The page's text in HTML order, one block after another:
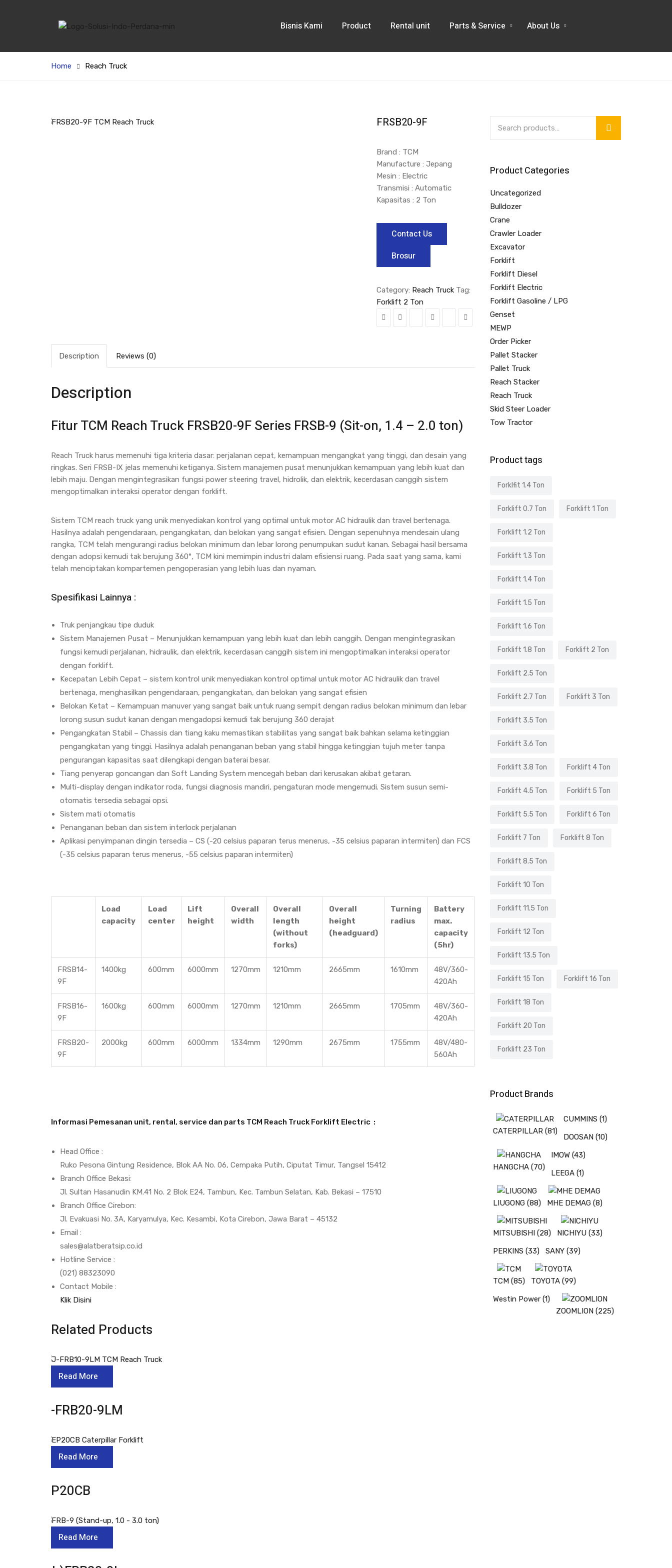
Bisnis Kami Product Rental unit Parts & Service About Us
Home Reach Truck
FRSB20-9F
Brand : TCM
Manufacture : Jepang
Mesin : Electric
Transmisi : Automatic
Kapasitas : 2 Ton
Contact Us
Brosur
Category: Reach Truck Tag:
Forklift 2 Ton
Description Reviews (0)
Description
Fitur TCM Reach Truck FRSB20-9F Series FRSB-9 (Sit-on, 1.4 – 2.0 ton)
Reach Truck harus memenuhi tiga kriteria dasar: perjalanan cepat, kemampuan mengangkat yang tinggi, dan desain yang
ringkas. Seri FRSB-IX jelas memenuhi ketiganya. Sistem manajemen pusat menunjukkan kemampuan yang lebih kuat dan
lebih maju. Dengan mengintegrasikan fungsi power steering travel, hidrolik, dan elektrik, kecerdasan canggih sistem
mengoptimalkan interaksi operator dengan forklift.
Sistem TCM reach truck yang unik menyediakan kontrol yang optimal untuk motor AC hidraulik dan travel bertenaga.
Hasilnya adalah pengendaraan, pengangkatan, dan belokan yang sangat efisien. Dengan sepenuhnya mendesain ulang
rangka, TCM telah mengurangi radius belokan minimum dan lebar lorong penumpukan sudut kanan. Sebagai hasil bersama
dengan adopsi kemudi tak berujung 360°, TCM kini memimpin industri dalam efisiensi ruang. Pada saat yang sama, kami
telah menciptakan kompartemen pengoperasian yang lebih luas dan nyaman.
Spesifikasi Lainnya :
Truk penjangkau tipe duduk
Sistem Manajemen Pusat – Menunjukkan kemampuan yang lebih kuat dan lebih canggih. Dengan mengintegrasikan
fungsi kemudi perjalanan, hidraulik, dan elektrik, kecerdasan canggih sistem ini mengoptimalkan interaksi operator
dengan forklift.
Kecepatan Lebih Cepat – sistem kontrol unik menyediakan kontrol optimal untuk motor AC hidraulik dan travel
bertenaga, menghasilkan pengendaraan, pengangkatan, dan belokan yang sangat efisien
Belokan Ketat – Kemampuan manuver yang sangat baik untuk ruang sempit dengan radius belokan minimum dan lebar
lorong susun sudut kanan dengan mengadopsi kemudi tak berujung 360 derajat
Pengangkatan Stabil – Chassis dan tiang kaku memastikan stabilitas yang sangat baik bahkan selama ketinggian
pengangkatan yang tinggi. Hasilnya adalah penanganan beban yang stabil hingga ketinggian tujuh meter tanpa
pengurangan kapasitas saat dilengkapi dengan baterai besar.
Tiang penyerap goncangan dan Soft Landing System mencegah beban dari kerusakan akibat getaran.
Multi-display dengan indikator roda, fungsi diagnosis mandiri, pengaturan mode mengemudi. Sistem susun semi-
otomatis tersedia sebagai opsi.
Sistem mati otomatis
Penanganan beban dan sistem interlock perjalanan
Aplikasi penyimpanan dingin tersedia – CS (-20 celsius paparan terus menerus, -35 celsius paparan intermiten) dan FCS
(-35 celsius paparan terus menerus, -55 celsius paparan intermiten)
Load
capacity
Load
center
Lift
height
Overall
width
Overall
length
(without
forks)
Overall
height
(headguard)
Turning
radius
Battery
max.
capacity
(5hr)
FRSB14-
9F
1400kg 600mm 6000mm 1270mm 1210mm 2665mm 1610mm
48V/360-
420Ah
FRSB16-
9F
1600kg 600mm 6000mm 1270mm 1210mm 2665mm 1705mm
48V/360-
420Ah
FRSB20-
9F
2000kg 600mm 6000mm 1334mm 1290mm 2675mm 1755mm
48V/480-
560Ah
Informasi Pemesanan unit, rental, service dan parts TCM Reach Truck Forklift Electric :
Head Office :
Ruko Pesona Gintung Residence, Blok AA No. 06, Cempaka Putih, Ciputat Timur, Tangsel 15412
Branch Office Bekasi:
Jl. Sultan Hasanudin KM.41 No. 2 Blok E24, Tambun, Kec. Tambun Selatan, Kab. Bekasi – 17510
Branch Office Cirebon:
Jl. Evakuasi No. 3A, Karyamulya, Kec. Kesambi, Kota Cirebon, Jawa Barat – 45132
Email :
sales@alatberatsip.co.id
Hotline Service :
(021) 88323090
Contact Mobile :
Klik Disini
Related Products
Read More
J-FRB20-9LM
Read More
EP20CB
Read More
Product Categories
Uncategorized
Bulldozer
Crane
Crawler Loader
Excavator
Forklift
Forklift Diesel
Forklift Electric
Forklift Gasoline / LPG
Genset
MEWP
Order Picker
Pallet Stacker
Pallet Truck
Reach Stacker
Reach Truck
Skid Steer Loader
Tow Tractor
Product tags
Forklfit 1.4 Ton
Forklift 0.7 Ton Forklift 1 Ton
Forklift 1.2 Ton
Forklift 1.3 Ton
Forklift 1.4 Ton
Forklift 1.5 Ton
Forklift 1.6 Ton
Forklift 1.8 Ton Forklift 2 Ton
Forklift 2.5 Ton
Forklift 2.7 Ton Forklift 3 Ton
Forklift 3.5 Ton
Forklift 3.6 Ton
Forklift 3.8 Ton Forklift 4 Ton
Forklift 4.5 Ton Forklift 5 Ton
Forklift 5.5 Ton Forklift 6 Ton
Forklift 7 Ton Forklift 8 Ton
Forklift 8.5 Ton
Forklift 10 Ton
Forklift 11.5 Ton
Forklift 12 Ton
Forklift 13.5 Ton
Forklift 15 Ton Forklift 16 Ton
Forklift 18 Ton
Forklift 20 Ton
Forklift 23 Ton
Product Brands
CATERPILLAR (81)
CUMMINS (1)
DOOSAN (10)
HANGCHA (70)
IMOW (43)
LEEGA (1)
LIUGONG (88) MHE DEMAG (8)
MITSUBISHI (28) NICHIYU (33)
PERKINS (33) SANY (39)
TCM (85) TOYOTA (99)
Westin Power (1)
ZOOMLION (225)